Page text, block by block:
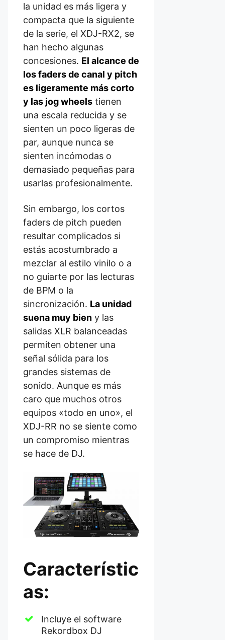
la unidad es más ligera y
compacta que la siguiente
de la serie, el XDJ-RX2, se
han hecho algunas
concesiones. El alcance de
los faders de canal y pitch
es ligeramente más corto
y las jog wheels tienen
una escala reducida y se
sienten un poco ligeras de
par, aunque nunca se
sienten incómodas o
demasiado pequeñas para
usarlas profesionalmente.
Sin embargo, los cortos
faders de pitch pueden
resultar complicados si
estás acostumbrado a
mezclar al estilo vinilo o a
no guiarte por las lecturas
de BPM o la
sincronización. La unidad
suena muy bien y las
salidas XLR balanceadas
permiten obtener una
señal sólida para los
grandes sistemas de
sonido. Aunque es más
caro que muchos otros
equipos «todo en uno», el
XDJ-RR no se siente como
un compromiso mientras
se hace de DJ.
Característic
as:
Incluye el software
Rekordbox DJ